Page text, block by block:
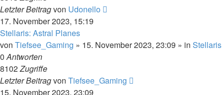
Letzter Beitragvon Udonello
17. November 2023, 15:19
Stellaris: Astral Planes
von Tiefsee_Gaming » 15. November 2023, 23:09 » in Stellaris
0Antworten
8102Zugriffe
Letzter Beitragvon Tiefsee_Gaming
15. November 2023, 23:09